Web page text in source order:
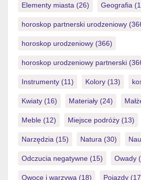
Elementy miasta (26) Geografia
horoskop partnerski urodzeniowy
horoskop urodzeniowy (366)
horoskop urodzeniowy partnerski
Instrumenty (11) Kolory (13)
Kwiaty (16) Materiały (24)
Meble (12) Miejsce podróży (13)
Narzędzia (15) Natura (30)
Odczucia negatywne (15) Owady
Owoce i warzywa (18) Pojazdy